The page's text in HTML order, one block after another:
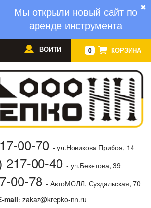
✖
Мы открыли новый сайт по
аренде инструмента
0 КОРЗИНА
ВОЙТИ
00-70 - ул.Новикова Прибоя, 14
217-00-40 - ул.Бекетова, 39
00-78 - АвтоМОЛЛ, Суздальская, 70
mail: zakaz@krepko-nn.ru